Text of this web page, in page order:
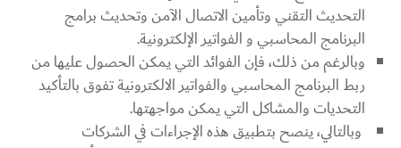
التحديث التقني وتأمين الاتصال الآمن وتحديث برامج
البرنامج المحاسبي و الفواتير الإلكترونية.
وبالرغم من ذلك، فإن الفوائد التي يمكن الحصول عليها من
ربط البرنامج المحاسبي والفواتير الالكترونيةتفوق بالتأكيد
التحديات والمشاكل التي يمكن مواجهتها.
وبالتالي، ينصح بتطبيق هذه الإجراءات في الشركات